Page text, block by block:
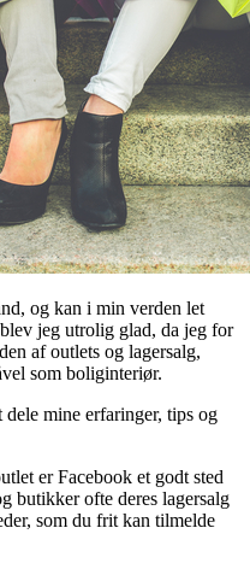
og kan i min verden let
jeg utrolig glad, da jeg for
af outlets og lagersalg,
som boliginteriør.
dele mine erfaringer, tips og
er Facebook et godt sted
butikker ofte deres lagersalg
som du frit kan tilmelde